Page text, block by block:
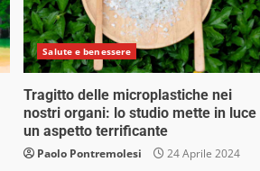
Salute e benessere
Tragitto delle microplastiche nei
nostri organi: lo studio mette in luce
un aspetto terrificante
Paolo Pontremolesi 24 Aprile 2024